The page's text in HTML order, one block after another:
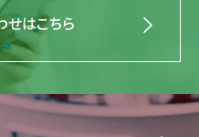
せはこちら